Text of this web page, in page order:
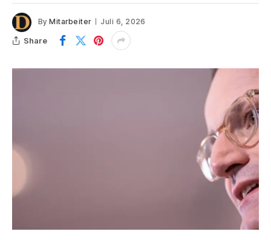
By Mitarbeiter Juli 6, 2026
Share